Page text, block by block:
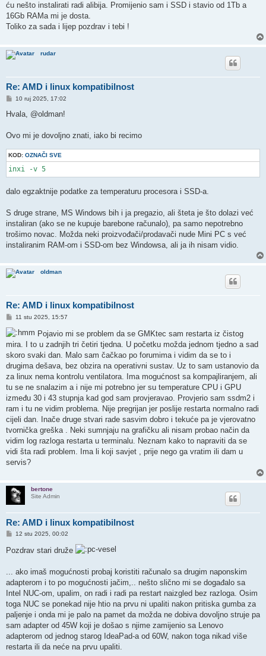
ću nešto instalirati radi alibija. Promijenio sam i SSD i stavio od 1Tb a
16Gb RAMa mi je dosta.
Toliko za sada i lijep pozdrav i tebi !
rudar
Re: AMD i linux kompatibilnost
P
s
10 ruj 2025, 17:02
Hvala, @oldman!
Ovo mi je dovoljno znati, iako bi recimo
KOD: OZNAČI SVE
inxi -v 5
dalo egzaktnije podatke za temperaturu procesora i SSD-a.
S druge strane, MS Windows bih i ja pregazio, ali šteta je što dolazi već
instaliran (ako se ne kupuje barebone računalo), pa samo nepotrebno
trošimo novac. Možda neki proizvođači/prodavači nude Mini PC s već
instaliranim RAM-om i SSD-om bez Windowsa, ali ja ih nisam vidio.
oldman
Re: AMD i linux kompatibilnost
P
s
t
11 stu 2025, 15:57
Pojavio mi se problem da se GMKtec sam restarta iz čistog
mira. I to u zadnjih tri četiri tjedna. U početku možda jednom tjedno a sad
skoro svaki dan. Malo sam čačkao po forumima i vidim da se to i
drugima dešava, bez obzira na operativni sustav. Uz to sam ustanovio da
za linux nema kontrolu ventilatora. Ima mogućnost sa kompajliranjem, ali
tu se ne snalazim a i nije mi potrebno jer su temperature CPU i GPU
između 30 i 43 stupnja kad god sam provjeravao. Provjerio sam ssdm2 i
ram i tu ne vidim problema. Nije pregrijan jer poslije restarta normalno radi
cijeli dan. Inače druge stvari rade sasvim dobro i tekuće pa je vjerovatno
tvornička greška . Neki sumnjaju na grafičku ali nisam probao način da
vidim log razloga restarta u terminalu. Neznam kako to napraviti da se
vidi šta radi problem. Ima li koji savjet , prije nego ga vratim ili dam u
servis?
bertone
Site Admin
Re: AMD i linux kompatibilnost
P
t
12 stu 2025, 00:02
Pozdrav stari druže
... ako imaš mogućnosti probaj koristiti računalo sa drugim naponskim
adapterom i to po mogućnosti jačim,.. nešto slično mi se događalo sa
Intel NUC-om, upalim, on radi i radi pa restart naizgled bez razloga. Osim
toga NUC se ponekad nije htio na prvu ni upaliti nakon pritiska gumba za
paljenje i onda mi je palo na pamet da možda ne dobiva dovoljno struje pa
sam adapter od 45W koji je došao s njime zamijenio sa Lenovo
adapterom od jednog starog IdeaPad-a od 60W, nakon toga nikad više
restarta ili da neće na prvu upaliti.